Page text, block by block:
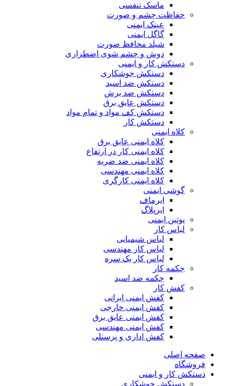
ماسک تنفسی
حفاظت چشم و صورت
عینک ایمنی
گاگل ایمنی
شیلد محافظ صورت
دوش و چشم شوی اضطراری
دستکش کار و ایمنی
دستکش جوشکاری
دستکش ضد اسید
دستکش ضد برش
دستکش عایق برق
دستکش کف مواد و تمام مواد
دستکش کار
کلاه ایمنی
کلاه ایمنی عایق برق
کلاه ایمنی کار در ارتفاع
کلاه ایمنی ضد ضربه
کلاه ایمنی مهندسی
کلاه ایمنی کارگری
گوشی ایمنی
ایرماف
ایرپلاگ
پوتین ایمنی
لباس کار
لباس شیمیایی
لباس کار مهندسی
لباس کار یک سره
چکمه کار
چکمه ضد اسید
کفش کار
کفش ایمنی ایرانی
کفش ایمنی خارجی
کفش ایمنی عایق برق
کفش ایمنی مهندسی
کفش اداری و پرسنلی
صفحه اصلی
فروشگاه
دستکش کار و ایمنی
دستکش جوشکاری